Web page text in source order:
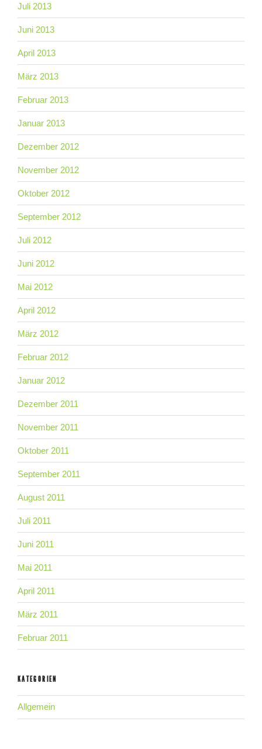
Juli 2013
Juni 2013
April 2013
März 2013
Februar 2013
Januar 2013
Dezember 2012
November 2012
Oktober 2012
September 2012
Juli 2012
Juni 2012
Mai 2012
April 2012
März 2012
Februar 2012
Januar 2012
Dezember 2011
November 2011
Oktober 2011
September 2011
August 2011
Juli 2011
Juni 2011
Mai 2011
April 2011
März 2011
Februar 2011
KATEGORIEN
Allgemein